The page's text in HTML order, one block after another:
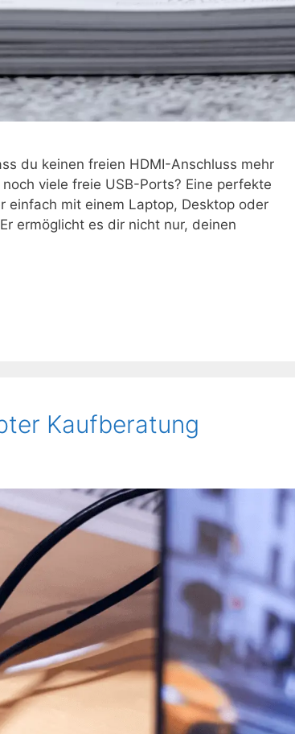
du keinen freien HDMI-Anschluss mehr
viele freie USB-Ports? Eine perfekte
einfach mit einem Laptop, Desktop oder
ermöglicht es dir nicht nur, deinen
Kaufberatung